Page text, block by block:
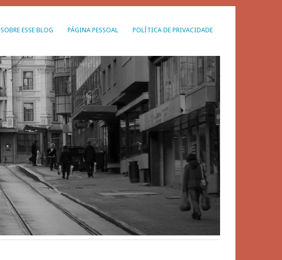
SOBRE ESSE BLOG PÁGINA PESSOAL POLÍTICA DE PRIVACIDADE